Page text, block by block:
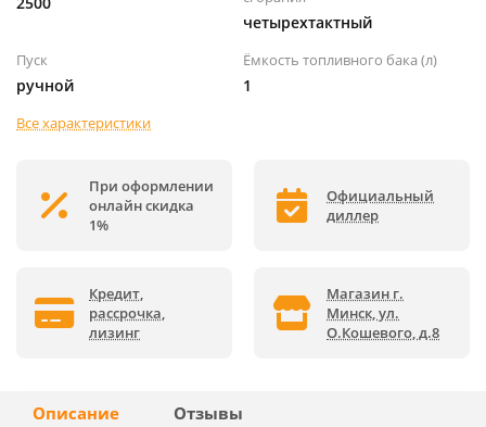
четырехтактный
Пуск
ручной
Ёмкость топливного бака (л)
1
Все характеристики
При оформлении
онлайн скидка
1%
Официальный
диллер
Кредит,
рассрочка,
лизинг
Магазин г.
Минск, ул.
О.Кошевого, д.8
Описание Отзывы